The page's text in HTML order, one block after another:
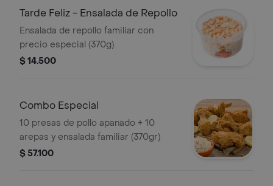
Tarde Feliz - Ensalada de Repollo
Ensalada de repollo familiar con
precio especial (370g).
$ 14.500
Combo Especial
10 presas de pollo apanado + 10
arepas y ensalada familiar (370gr)
$ 57.100